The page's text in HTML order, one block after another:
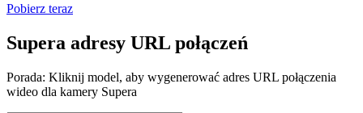
Pobierz teraz
Supera adresy URL połączeń
Porada: Kliknij model, aby wygenerować adres URL połączenia
wideo dla kamery Supera